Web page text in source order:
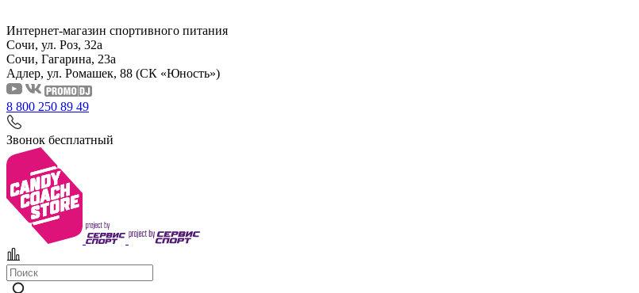
Интернет-магазин спортивного питания
Сочи, ул. Роз, 32а
Сочи, Гагарина, 23а
Адлер, ул. Ромашек, 88 (СК «Юность»)
8 800 250 89 49
Звонок бесплатный